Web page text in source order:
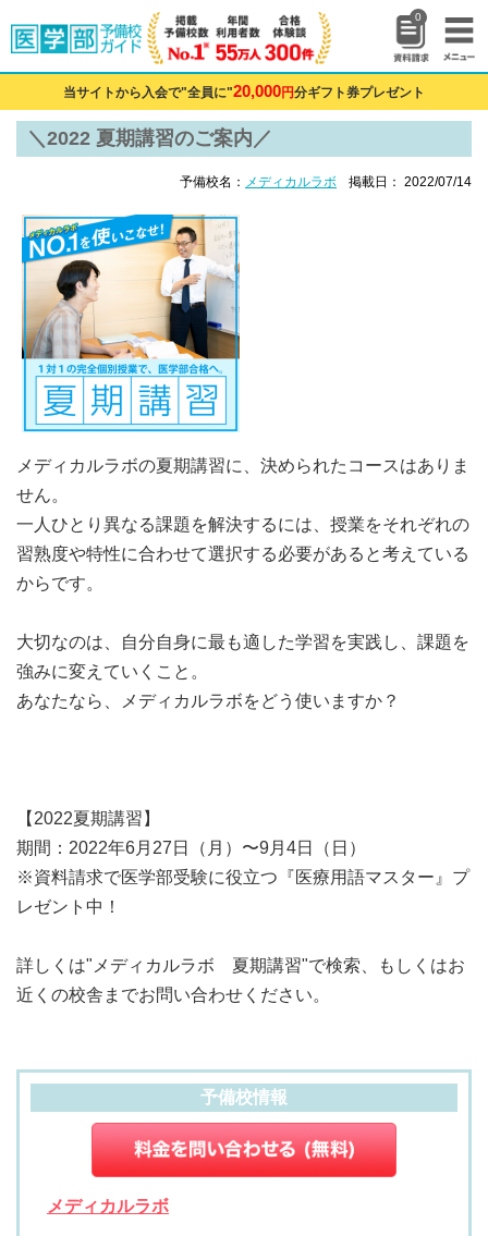
0
当サイトから入会で"全員に"20,000円分ギフト券プレゼント
＼2022 夏期講習のご案内／
予備校名： メディカルラボ 掲載日： 2022/07/14
メディカルラボの夏期講習に、決められたコースはありま
せん。
一人ひとり異なる課題を解決するには、授業をそれぞれの
習熟度や特性に合わせて選択する必要があると考えている
からです。
大切なのは、自分自身に最も適した学習を実践し、課題を
強みに変えていくこと。
あなたなら、メディカルラボをどう使いますか？
【2022夏期講習】
期間：2022年6月27日（月）〜9月4日（日）
※資料請求で医学部受験に役立つ『医療用語マスター』プ
レゼント中！
詳しくは"メディカルラボ 夏期講習"で検索、もしくはお
近くの校舎までお問い合わせください。
予備校情報
メディカルラボ